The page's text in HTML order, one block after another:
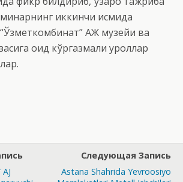
иккинчи қисмида
АЖ музейи ва
оид кўргазмали қуроллар
Следующая Запись
Astana Shahrida Yevroosiyo